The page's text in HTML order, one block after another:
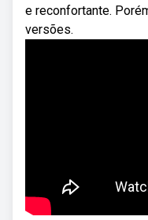
e reconfortante.
versões.